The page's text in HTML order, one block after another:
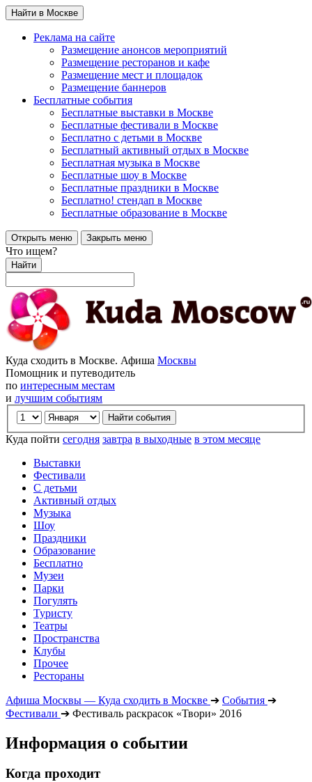
Найти в Москве
Реклама на сайте
Размещение анонсов мероприятий
Размещение ресторанов и кафе
Размещение мест и площадок
Размещение баннеров
Бесплатные события
Бесплатные выставки в Москве
Бесплатные фестивали в Москве
Бесплатно с детьми в Москве
Бесплатный активный отдых в Москве
Бесплатная музыка в Москве
Бесплатные шоу в Москве
Бесплатные праздники в Москве
Бесплатно! стендап в Москве
Бесплатные образование в Москве
Открыть меню Закрыть меню
Что ищем?
Найти
Куда сходить в Москве. Афиша Москвы
Помощник и путеводитель
по интересным местам
и лучшим событиям
Куда пойти сегодня завтра в выходные в этом месяце
Выставки
Фестивали
С детьми
Активный отдых
Музыка
Шоу
Праздники
Образование
Бесплатно
Музеи
Парки
Погулять
Туристу
Театры
Пространства
Клубы
Прочее
Рестораны
Афиша Москвы — Куда сходить в Москве ➔ События ➔
Фестивали ➔ Фестиваль раскрасок «Твори» 2016
Информация о событии
Когда проходит